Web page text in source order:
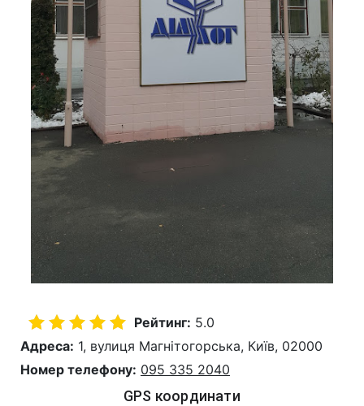
Рейтинг: 5.0
Адреса: 1, вулиця Магнітогорська, Київ, 02000
Номер телефону: 095 335 2040
GPS координати